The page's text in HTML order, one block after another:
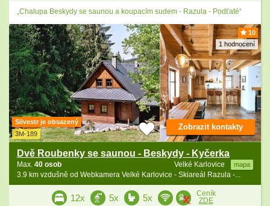
„Chalupa Beskydy se saunou a koupacím sudem - Razula - Podťaté“
10
1 hodnocení
Silvestr je obsazený
3M-189
Dvě Roubenky se saunou - Beskydy - Kyčerka
Velké Karlovice mapa
Max. 40 osob
3.9 km vzdušně od Webkamera Velké Karlovice - Skiareál Razula -...
Zobrazit kontakty
12x 5x 5x
Ceník
ZDE